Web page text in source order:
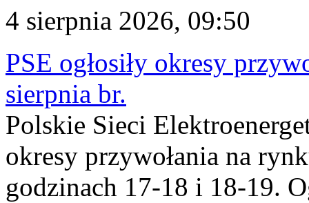
4 sierpnia 2026, 09:50
PSE ogłosiły okresy
sierpnia br.
Polskie Sieci
okresy przywołania na
godzinach 17-18 i 18-19.